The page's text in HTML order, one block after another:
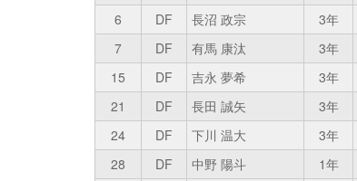
6
DF 長沼 政宗 3年
7
DF 有馬 康汰 3年
15
DF 吉永 夢希 3年
21
DF 長田 誠矢 3年
24
DF 下川 温大 3年
28
DF 中野 陽斗 1年